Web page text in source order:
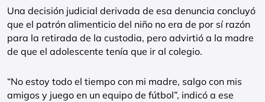
Una decisión judicial derivada de esa denuncia concluyó
que el patrón alimenticio del niño no era de por sí razón
para la retirada de la custodia, pero advirtió a la madre
de que el adolescente tenía que ir al colegio.
“No estoy todo el tiempo con mi madre, salgo con mis
amigos y juego en un equipo de fútbol”, indicó a ese